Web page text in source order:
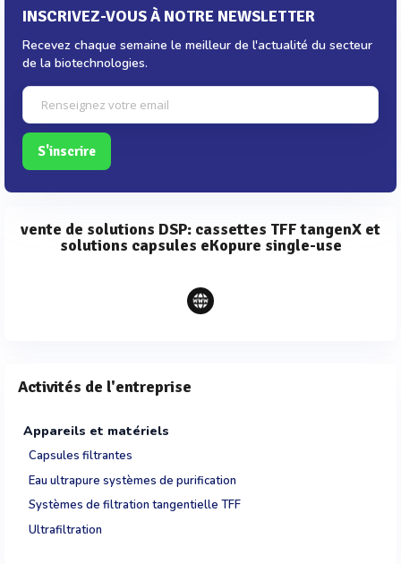
INSCRIVEZ-VOUS À NOTRE NEWSLETTER
Recevez chaque semaine le meilleur de l'actualité du secteur
de la biotechnologies.
S'inscrire
vente de solutions DSP: cassettes TFF tangenX et
solutions capsules eKopure single-use
Activités de l'entreprise
Appareils et matériels
Capsules filtrantes
Eau ultrapure systèmes de purification
Systèmes de filtration tangentielle TFF
Ultrafiltration